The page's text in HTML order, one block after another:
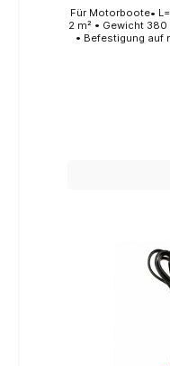
Für Motorboote•
2 m² • Gewicht
• Befestigung auf